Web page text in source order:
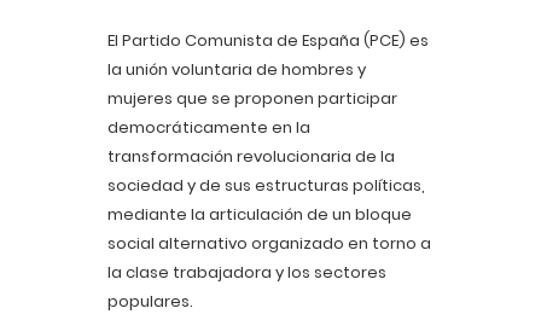
El Partido Comunista de España (PCE) es
la unión voluntaria de hombres y
mujeres que se proponen participar
democráticamente en la
transformación revolucionaria de la
sociedad y de sus estructuras políticas,
mediante la articulación de un bloque
social alternativo organizado en torno a
la clase trabajadora y los sectores
populares.